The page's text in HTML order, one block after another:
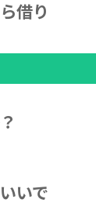
借り
いで